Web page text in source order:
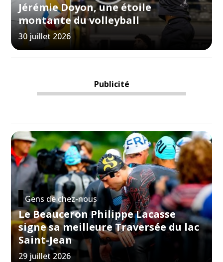
Jérémie Doyon, une étoile
montante du volleyball
30 juillet 2026
Publicité
Gens de chez-nous
Le Beauceron Philippe Lacasse
signe sa meilleure Traversée du lac
Saint-Jean
29 juillet 2026